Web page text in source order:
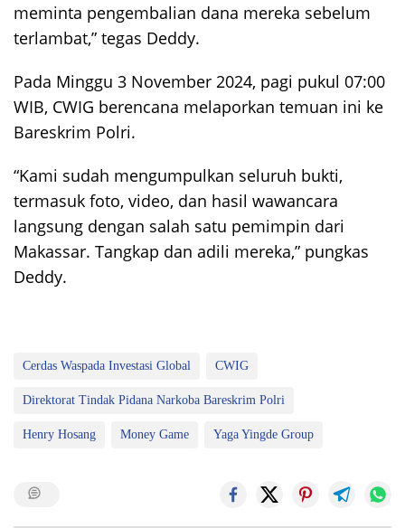
meminta pengembalian dana mereka sebelum
terlambat,” tegas Deddy.
Pada Minggu 3 November 2024, pagi pukul 07:00
WIB, CWIG berencana melaporkan temuan ini ke
Bareskrim Polri.
“Kami sudah mengumpulkan seluruh bukti,
termasuk foto, video, dan hasil wawancara
langsung dengan salah satu pemimpin dari
Makassar. Tangkap dan adili mereka,” pungkas
Deddy.
Cerdas Waspada Investasi Global CWIG
Direktorat Tindak Pidana Narkoba Bareskrim Polri
Henry Hosang Money Game Yaga Yingde Group